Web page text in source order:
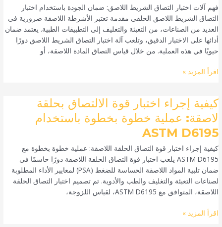
فهم آلات اختبار التصاق الشريط اللاصق: ضمان الجودة باستخدام اختبار
التصاق الشريط اللاصق الحلقي مقدمة تعتبر الأشرطة اللاصقة ضرورية في
العديد من الصناعات، من التعبئة والتغليف إلى التطبيقات الطبية. يعتمد ضمان
أدائها على الاختبار الدقيق، وتلعب آلة اختبار التصاق الشريط اللاصق دورًا
حيويًا في هذه العملية. من خلال قياس التصاق المادة اللاصقة، أو
الشريط
اللاصق:
ضمان
الجودة
باستخدام
اختبار
التصاق
الشريط
الحلقي
اقرأ المزيد »
كيفية إجراء اختبار قوة الالتصاق بحلقة
لاصقة: عملية خطوة بخطوة باستخدام
ASTM D6195
كيفية إجراء اختبار قوة التصاق الحلقة اللاصقة: عملية خطوة بخطوة مع
ASTM D6195 يلعب اختبار قوة التصاق الحلقة اللاصقة دورًا حاسمًا في
ضمان تلبية المواد اللاصقة الحساسة للضغط (PSA) لمعايير الأداء المطلوبة
لصناعات التعبئة والتغليف والطب والأدوية. تم تصميم اختبار التصاق الحلقة
اللاصقة، المتوافق مع ASTM D6195، لقياس اللزوجة،
كيفية
إجراء
اختبار
قوة
الالتصاق
بحلقة
لاصقة:
عملية
خطوة
باستخدام
ASTM
اقرأ المزيد »